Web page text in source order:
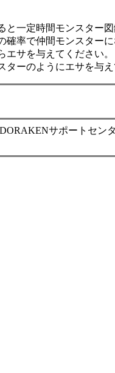
一定時間モンスター図
率で仲間モンスターに
サを与えてください。
ーのようにエサを与え
サポートセン